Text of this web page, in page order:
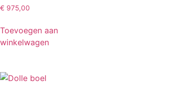
€ 975,00
Toevoegen aan
winkelwagen